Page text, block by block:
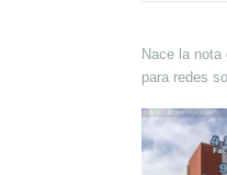
Nace la nota
para redes